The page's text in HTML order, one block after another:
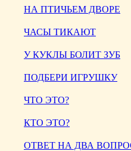
НА ПТИЧЬЕМ ДВОРЕ
ЧАСЫ ТИКАЮТ
У КУКЛЫ БОЛИТ ЗУБ
ПОДБЕРИ ИГРУШКУ
ЧТО ЭТО?
КТО ЭТО?
ОТВЕТ НА ДВА